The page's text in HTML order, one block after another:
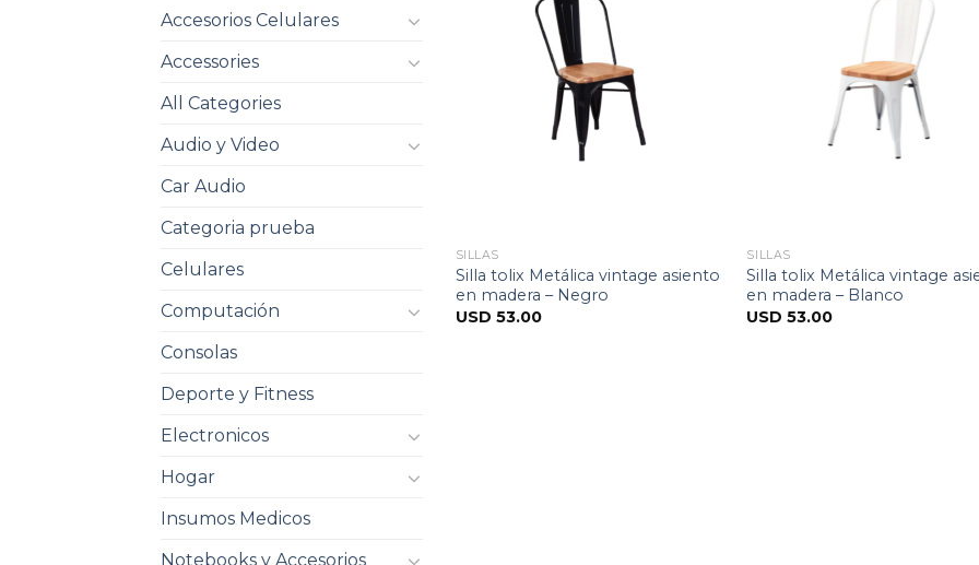
Accesorios Celulares
Accessories
All Categories
Audio y Video
Car Audio
Categoria prueba
Celulares
Computación
Consolas
Deporte y Fitness
Electronicos
Hogar
Insumos Medicos
Notebooks y Accesorios
SILLAS
Silla tolix Metálica vintage asiento
en madera – Negro
USD 53.00
SILLAS
Silla tolix Metálica vintage
en madera – Blanco
USD53.00